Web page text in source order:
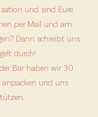
und sind Eure
per Mail und am
Dann schreibt uns
durch!
Bar haben wir 30
und uns